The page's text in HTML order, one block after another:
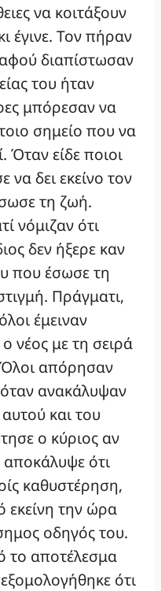
να κοιτάξουν
έγινε. Τον πήραν
διαπίστωσαν
του ήταν
μπόρεσαν να
σημείο που να
Όταν είδε ποιοι
να δει εκείνο τον
τη ζωή.
νόμιζαν ότι
δεν ήξερε καν
που έσωσε τη
Πράγματι,
έμειναν
νέος με τη σειρά
απόρησαν
ανακάλυψαν
και του
ο κύριος αν
αποκάλυψε ότι
καθυστέρηση,
εκείνη την ώρα
οδηγός του.
το αποτέλεσμα
ότι